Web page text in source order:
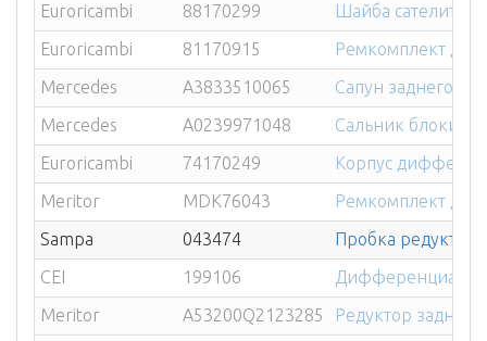
Euroricambi
88170299
Шайба сателита
Euroricambi
81170915
Ремкомплект
Mercedes
A3833510065
Сапун заднего
Mercedes
A0239971048
Сальник
Euroricambi
74170249
Корпус
Meritor
MDK76043
Ремкомплект
Sampa
043474
Пробка
CEI
199106
Дифференциал
Meritor
A53200Q2123285
Редуктор